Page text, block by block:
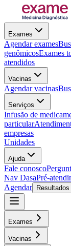
Exames
Agendar exames
genômicosExames
atendidos
Vacinas
Agendar vacinas
Serviços
Infusão de
particular
empresas
Unidades
Ajuda
Fale conosco
Nav DasaPré-
Agendar
Resultados
Exames
Vacinas